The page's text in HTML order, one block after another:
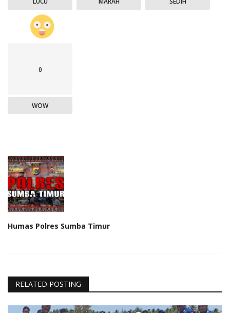
0
WOW
Humas Polres Sumba Timur
RELATED POSTING